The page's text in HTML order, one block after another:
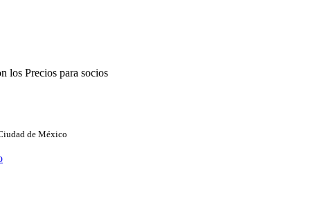
los Precios para socios
de México